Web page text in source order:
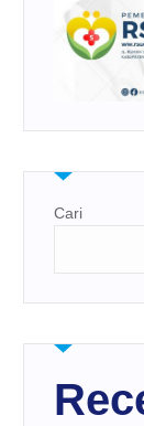
Cari